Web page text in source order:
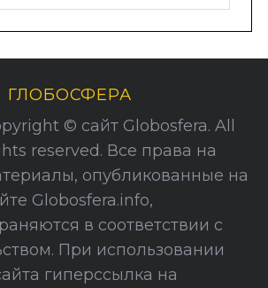
ГЛОБОСФЕРА
© сайт Globosfera. All
reserved. Все права на
опубликованные на
Globosfera.info,
в соответствии с
При использовании
гиперссылка на